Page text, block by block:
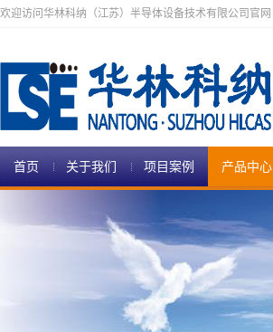
欢迎访问华林科纳（江苏）半导体设备技术有限公司官网
首页 关于我们 项目案例 产品中心